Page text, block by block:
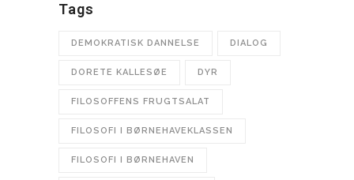
Tags
DEMOKRATISK DANNELSE DIALOG
DORETE KALLESØE DYR
FILOSOFFENS FRUGTSALAT
FILOSOFI I BØRNEHAVEKLASSEN
FILOSOFI I BØRNEHAVEN